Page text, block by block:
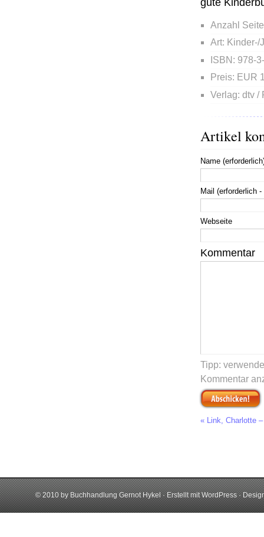
Anzahl
Art: Kinder-/
ISBN: 978-
Preis: EUR
Verlag: dtv /
Artikel
Name
Mail (erforderlich
Webseite
Kommentar
Tipp:
Kommentar
« Link, Charlotte
© 2010 by Buchhandlung Gernot Hykel · Erstellt mitWordPress·